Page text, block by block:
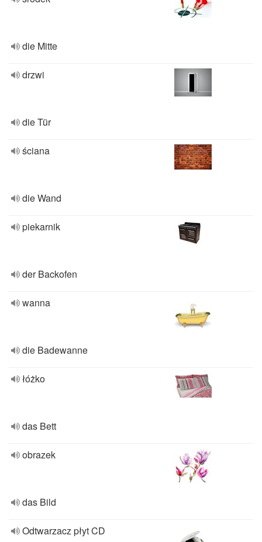
die Mitte
drzwi
die Tür
ściana
die Wand
piekarnik
der Backofen
wanna
die Badewanne
łóżko
das Bett
obrazek
das Bild
Odtwarzacz płyt CD